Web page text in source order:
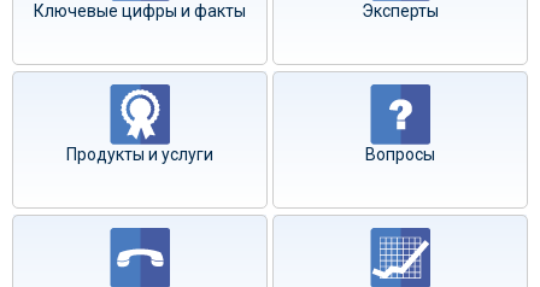
Ключевые цифры и факты Эксперты
Продукты и услуги Вопросы